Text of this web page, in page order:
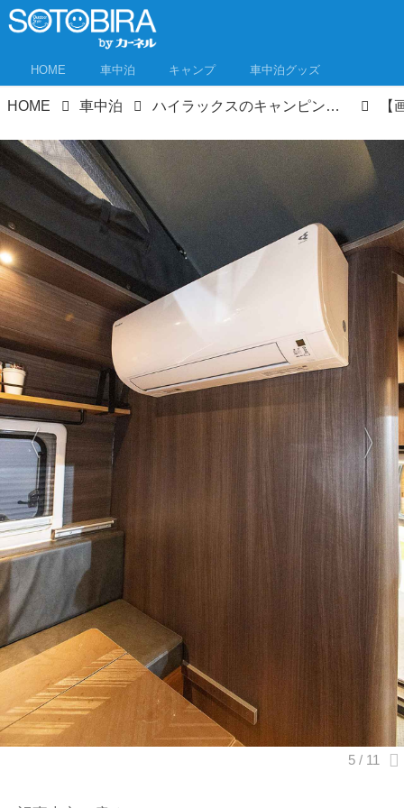
HOME 車中泊 キャンプ 車中泊グッズ
HOME 車中泊 ハイラックスのキャンピングカーでキャブコンタイプだと…!? 高い運動性能も車中泊の快適性も両方手に入る！